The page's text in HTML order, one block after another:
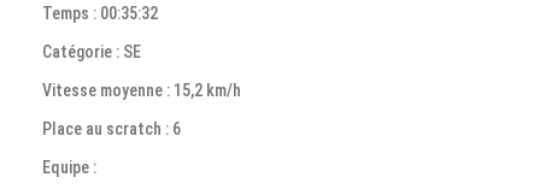
Temps : 00:35:32
Catégorie : SE
Vitesse moyenne : 15,2 km/h
Place au scratch : 6
Equipe :